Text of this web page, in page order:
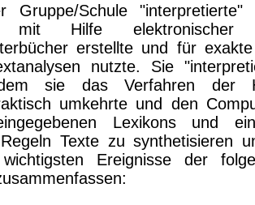
Gruppe/Schule "interpretierte"
Hilfe elektronischer
erstellte und für
nutzte. Sie
sie das Verfahren der
umkehrte und den
Lexikons und
Texte zu synthetisieren
Ereignisse der